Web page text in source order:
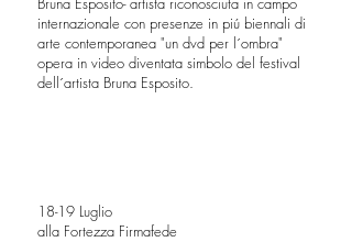
internazionale con presenze in piú biennali di
arte contemporanea "un dvd per l´ombra"
opera in video diventata simbolo del festival
dell´artista Bruna Esposito.
18-19 Luglio
alla Fortezza Firmafede